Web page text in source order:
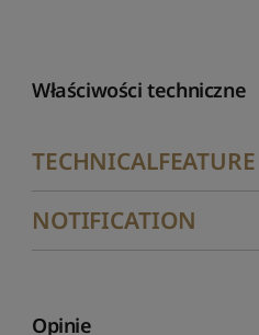
Właściwości techniczne
TECHNICALFEATURE
NOTIFICATION
Opinie